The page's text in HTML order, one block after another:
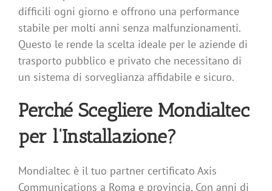
difficili ogni giorno e offrono una performance
stabile per molti anni senza malfunzionamenti.
Questo le rende la scelta ideale per le aziende di
trasporto pubblico e privato che necessitano di
un sistema di sorveglianza affidabile e sicuro.
Perché Scegliere Mondialtec
per l’Installazione?
Mondialtec è il tuo partner certificato Axis
Communications a Roma e provincia. Con anni di